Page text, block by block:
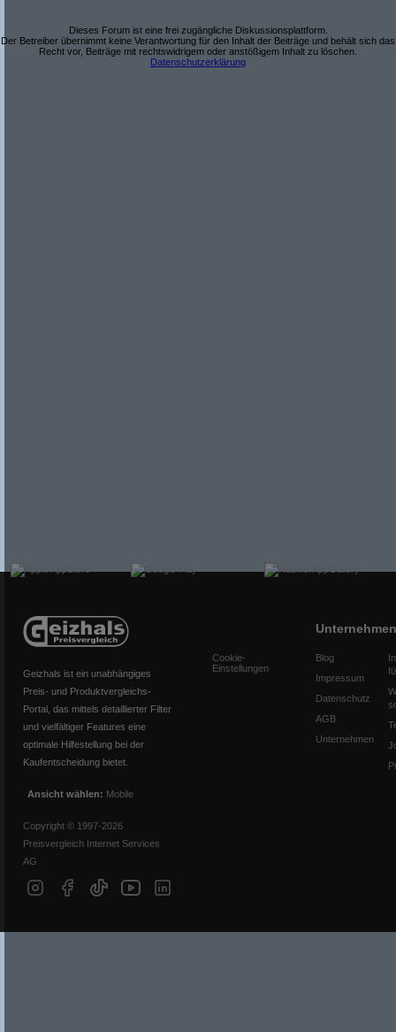
Dieses Forum ist eine frei zugängliche Diskussionsplattform.
Der Betreiber übernimmt keine Verantwortung für den Inhalt der Beiträge und behält sich das
Recht vor, Beiträge mit rechtswidrigem oder anstößigem Inhalt zu löschen.
Datenschutzerklärung
Geizhals ist ein unabhängiges
Preis- und Produktvergleichs-
Portal, das mittels detaillierter Filter
und vielfältiger Features eine
optimale Hilfestellung bei der
Kaufentscheidung bietet.
Ansicht wählen: Mobile
Copyright © 1997-2026
Preisvergleich Internet Services
AG
Cookie-
Einstellungen
Unternehmen
Blog
Impressum
Datenschutz
AGB
Unternehmen